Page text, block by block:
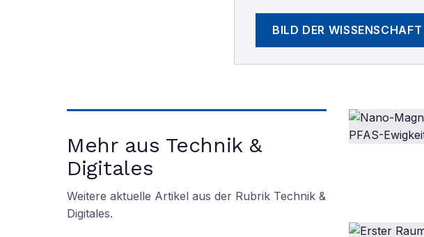
BILD DER WISSENSCHAFT
Mehr aus Technik &
Digitales
Weitere aktuelle Artikel aus der Rubrik Technik &
Digitales.